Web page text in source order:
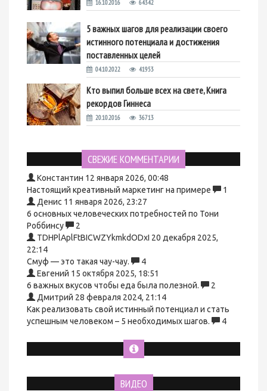
16.10.2016 64342
5 важных шагов для реализации своего
истинного потенциала и достижения
поставленных целей
04.10.2022 41953
Кто выпил больше всех на свете, Книга
рекордов Гиннеса
20.10.2016 36713
СВЕЖИЕ КОММЕНТАРИИ
Константин 12 января 2026, 00:48
Настоящий креативный маркетинг на примере
1
Денис 11 января 2026, 23:27
6 основных человеческих потребностей по Тони
Роббинсу
2
TDHPlAplFtBICWZYkmkdODxI 20 декабря 2025,
22:14
Смуф — это такая чау-чау.
4
Евгений 15 октября 2025, 18:51
6 важных вкусов чтобы еда была полезной.
2
Дмитрий 28 февраля 2024, 21:14
Как реализовать свой истинный потенциал и стать
успешным человеком – 5 необходимых шагов.
4
ВИДЕО